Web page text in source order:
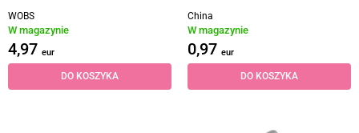
WOBS
W magazynie
4,97 eur
DO KOSZYKA
China
W magazynie
0,97 eur
DO KOSZYKA